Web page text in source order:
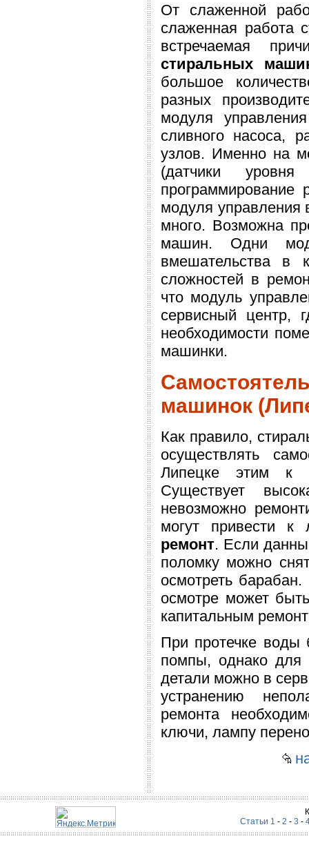
От слаженной
слаженная работа
встречаемая
стиральных
большое
разных
модуля
сливного насоса,
узлов. Именно на
(датчики
модуля управления
много. Возможна
машин. Одни
вмешательства в
сложностей в
что модуль
сервисный центр,
необходимости
машинки.
машинок
Как правило,
осуществлять
Липецке этим к
Существует
невозможно
могут привести
ремонт. Если
поломку можно
осмотреть
осмотре может
капитальным
При протечке воды
помпы, однако для
детали можно в
устранению
ремонта
ключи, лампу
Статьи 1 - 2 - 3 -